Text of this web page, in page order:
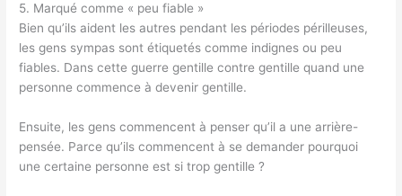
5. Marqué comme « peu fiable »
Bien qu’ils aident les autres pendant les périodes périlleuses,
les gens sympas sont étiquetés comme indignes ou peu
fiables. Dans cette guerre gentille contre gentille quand une
personne commence à devenir gentille.
Ensuite, les gens commencent à penser qu’il a une arrière-
pensée. Parce qu’ils commencent à se demander pourquoi
une certaine personne est si trop gentille ?